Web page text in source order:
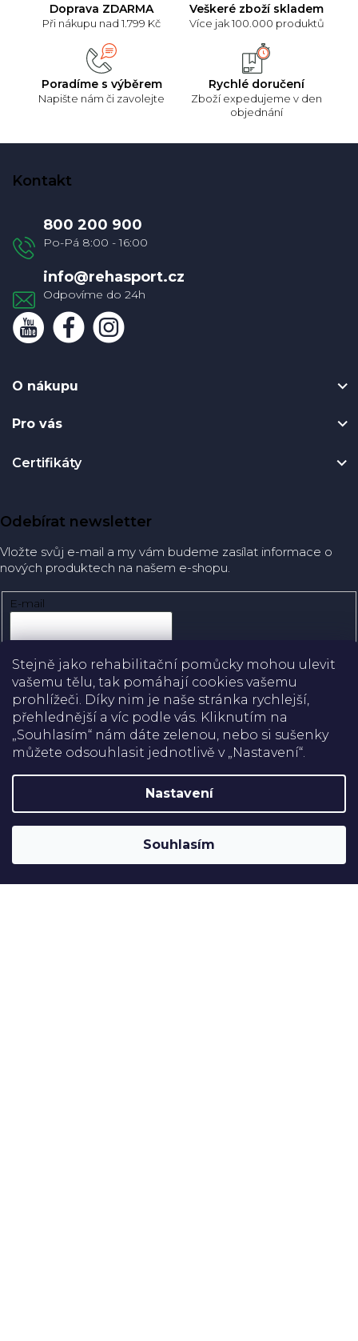
Stejně jako rehabilitační pomůcky mohou ulevit
vašemu tělu, tak pomáhají cookies vašemu
prohlížeči. Díky nim je naše stránka rychlejší,
přehlednější a víc podle vás. Kliknutím na
„Souhlasím“ nám dáte zelenou, nebo si sušenky
můžete odsouhlasit jednotlivě v „Nastavení“.
Nastavení
Souhlasím
Doprava ZDARMA
Při nákupu nad 1.799 Kč
Veškeré zboží skladem
Více jak 100.000 produktů
Poradíme s výběrem
Napište nám či zavolejte
Rychlé doručení
Zboží expedujeme v den
objednání
Kontakt
info@rehasport.cz
800 200 900
O nákupu
Pro vás
Certifikáty
Doprava
Platba
Odebírat newsletter
Vložte svůj e-mail a my vám budeme zasílat informace o
nových produktech na našem e-shopu.
E-mail
Přihlásit se
Rehabilitační pomůcky
Upravit nastavení cookies